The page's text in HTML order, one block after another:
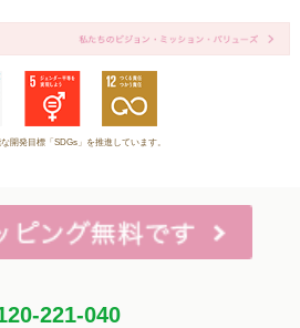
開発目標「SDGs」を推進しています。
221-040